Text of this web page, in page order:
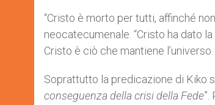
“Cristo è morto per tutti, affinché
neocatecumenale. “Cristo ha dato
Cristo è ciò che mantiene
Soprattutto la predicazione di Kiko
conseguenza della crisi della Fede